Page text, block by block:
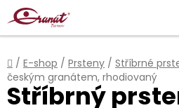
Přejít
na
obsah
Domů
/ E-shop / Prsteny / Stříbrné
českým granátem, rhodiovaný
Stříbrný